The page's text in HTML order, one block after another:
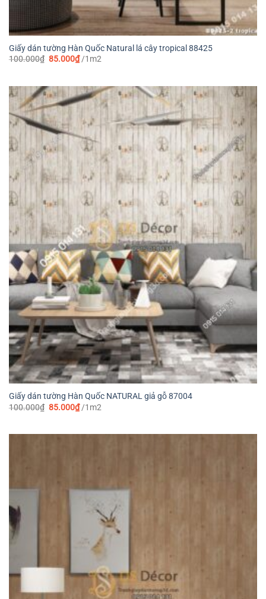
Giấy dán tường Hàn Quốc Natural lá cây tropical 88425
100.000₫ Giá
85.000₫Giá
hiện
85.000₫.
/1m2
Giấy dán tường Hàn Quốc NATURAL giả gỗ 87004
100.000₫ Giá
85.000₫Giá
hiện
85.000₫.
/1m2